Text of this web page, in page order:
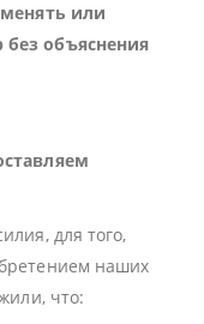
или
объяснения
для того,
наших
что: